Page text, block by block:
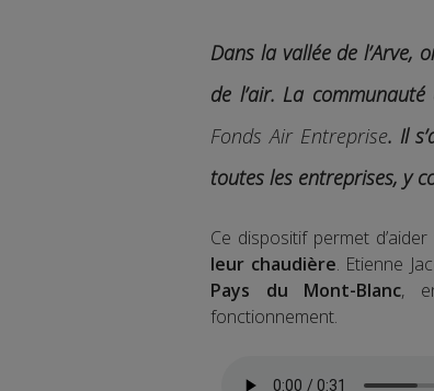
Dans la vallée de l’Arve,
de l’air. La
Fonds Air Entreprise. Il
toutes les entreprises, y
Ce dispositif permet
leur chaudière. Etienne
Pays du Mont-Blanc,
fonctionnement.